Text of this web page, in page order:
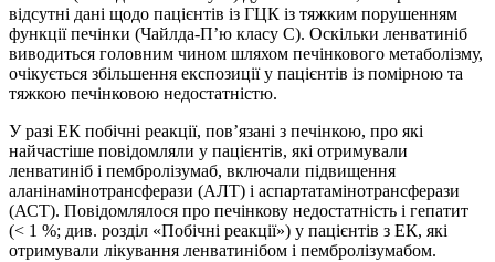
відсутні дані щодо пацієнтів із ГЦК із тяжким порушенням
функції печінки (Чайлда-П’ю класу C). Оскільки ленватиніб
виводиться головним чином шляхом печінкового метаболізму,
очікується збільшення експозиції у пацієнтів із помірною та
тяжкою печінковою недостатністю.
У разі ЕК побічні реакції, пов’язані з печінкою, про які
найчастіше повідомляли у пацієнтів, які отримували
ленватиніб і пембролізумаб, включали підвищення
аланінамінотрансферази (АЛТ) і аспартатамінотрансферази
(АСТ). Повідомлялося про печінкову недостатність і гепатит
(< 1 %; див. розділ «Побічні реакції») у пацієнтів з ЕК, які
отримували лікування ленватинібом і пембролізумабом.